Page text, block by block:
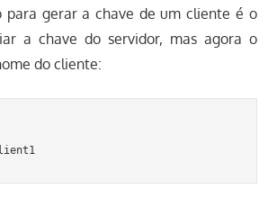
para gerar a chave de um cliente é o
a chave do servidor, mas agora o
do cliente: